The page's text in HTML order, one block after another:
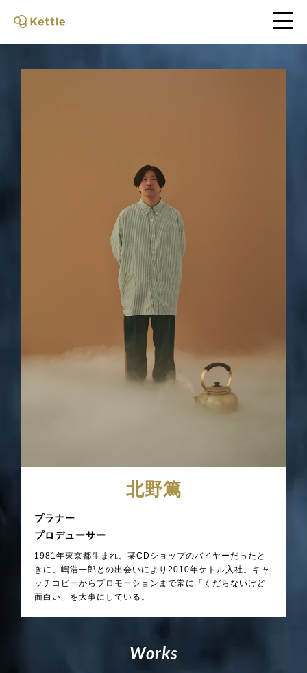
北野篤
プラナー
プロデューサー
1981年東京都生まれ。某CDショップのバイヤーだったと
きに、嶋浩一郎との出会いにより2010年ケトル入社。キャ
ッチコピーからプロモーションまで常に「くだらないけど
面白い」を大事にしている。
Works